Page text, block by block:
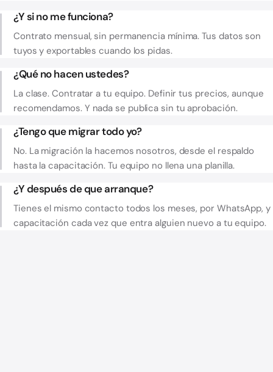
¿Y si no me funciona?
Contrato mensual, sin permanencia mínima. Tus datos son
tuyos y exportables cuando los pidas.
¿Qué no hacen ustedes?
La clase. Contratar a tu equipo. Definir tus precios, aunque
recomendamos. Y nada se publica sin tu aprobación.
¿Tengo que migrar todo yo?
No. La migración la hacemos nosotros, desde el respaldo
hasta la capacitación. Tu equipo no llena una planilla.
¿Y después de que arranque?
Tienes el mismo contacto todos los meses, por WhatsApp, y
capacitación cada vez que entra alguien nuevo a tu equipo.